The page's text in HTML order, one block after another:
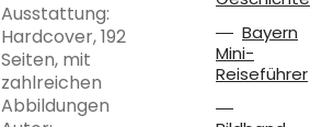
Ausstattung:
Hardcover, 192
Seiten, mit
zahlreichen
Abbildungen
Bayern
Mini-
Reiseführer